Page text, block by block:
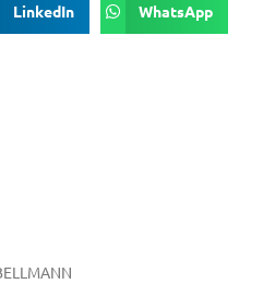
LinkedIn WhatsApp